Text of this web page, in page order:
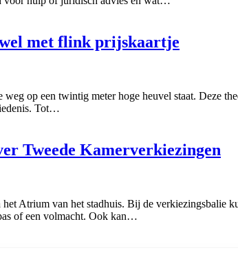
wel met flink prijskaartje
op een twintig meter hoge heuvel staat. Deze
Tot…
Tweede Kamerverkiezingen
Atrium van het stadhuis. Bij de verkiezingsbalie
of een volmacht. Ook kan…